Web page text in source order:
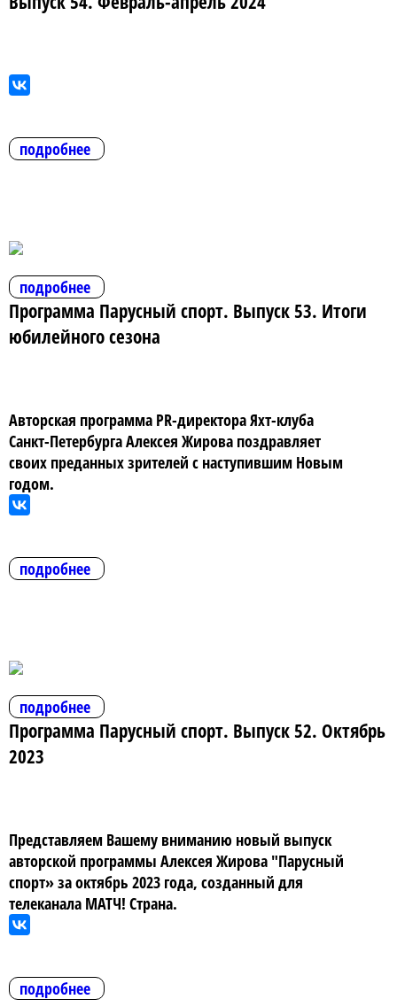
подробнее
подробнее
Программа Парусный спорт. Выпуск 53. Итоги
юбилейного сезона
Авторская программа PR-директора Яхт-клуба
Санкт-Петербурга Алексея Жирова поздравляет
своих преданных зрителей с наступившим Новым
годом.
подробнее
подробнее
Программа Парусный спорт. Выпуск 52. Октябрь
2023
Представляем Вашему вниманию новый выпуск
авторской программы Алексея Жирова "Парусный
спорт» за октябрь 2023 года, созданный для
телеканала МАТЧ! Страна.
подробнее